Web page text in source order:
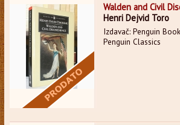
Walden and Civil
Henri Dejvid Toro
Izdavač: Penguin
Penguin Classics